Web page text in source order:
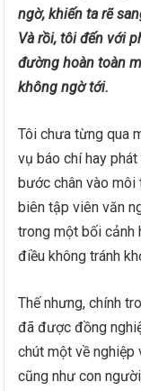
ngờ, khiến ta rẽ
Và rồi, tôi đến với
đường hoàn toàn
không ngờ tới.
Tôi chưa từng qua
vụ báo chí hay
bước chân vào
biên tập viên văn
trong một bối cảnh
điều không tránh
Thế nhưng, chính
đã được đồng
chút một về nghiệp
cũng như con